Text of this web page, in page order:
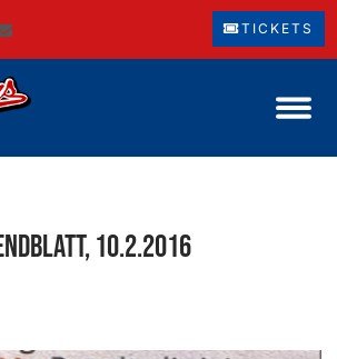
TICKETS
10.2.2016